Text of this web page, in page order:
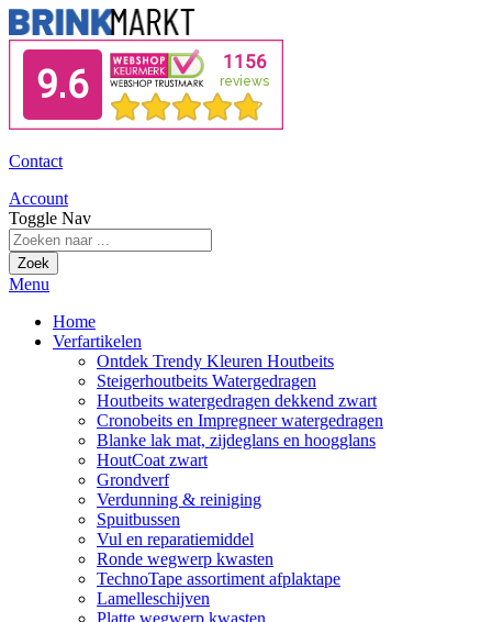
Contact
Account
Toggle Nav
Zoek
Menu
Home
Verfartikelen
Ontdek Trendy Kleuren Houtbeits
Steigerhoutbeits Watergedragen
Houtbeits watergedragen dekkend zwart
Cronobeits en Impregneer watergedragen
Blanke lak mat, zijdeglans en hoogglans
HoutCoat zwart
Grondverf
Verdunning & reiniging
Spuitbussen
Vul en reparatiemiddel
Ronde wegwerp kwasten
TechnoTape assortiment afplaktape
Lamelleschijven
Platte wegwerp kwasten